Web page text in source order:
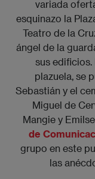
variada
esquinazo la
Teatro de la
ángel de la
sus edificios.
plazuela, se
Sebastián y el
Miguel de
Mangie y
de
grupo en este
las